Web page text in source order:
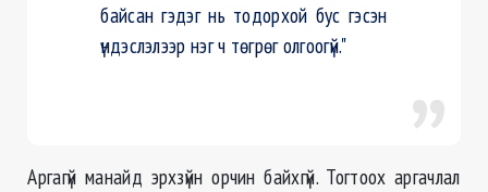
байсан гэдэг нь тодорхой бус гэсэн
үндэслэлээр нэг ч төгрөг олгоогүй."
Аргагүй манайд эрхзүйн орчин байхгүй. Тогтоох аргачлал